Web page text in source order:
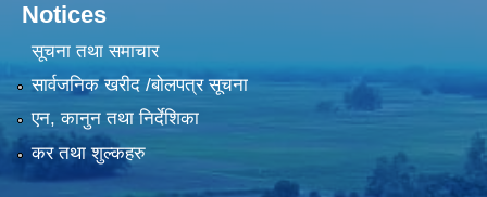
Notices
सूचना तथा समाचार
सार्वजनिक खरीद /बोलपत्र सूचना
एन, कानुन तथा निर्देशिका
कर तथा शुल्कहरु